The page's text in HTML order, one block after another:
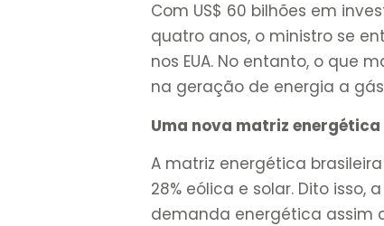
Com US$ 60 bilhões em
quatro anos, o ministro se
nos EUA. No entanto, o que
na geração de energia a
Uma nova matriz energética
A matriz energética
28% eólica e solar. Dito
demanda energética assim